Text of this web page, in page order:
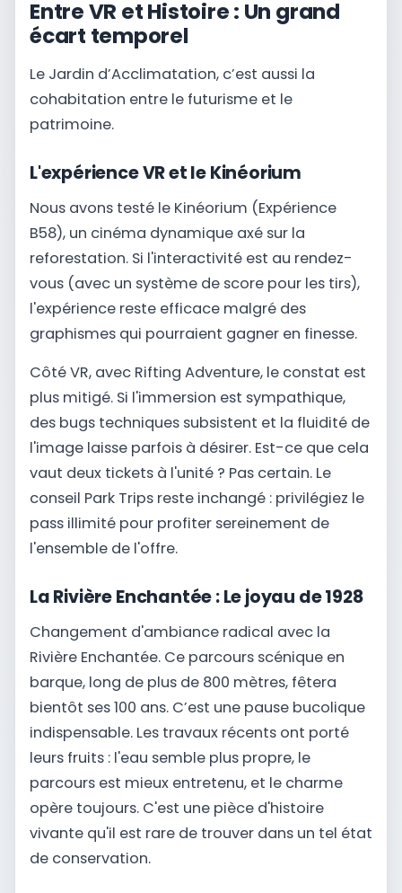
Entre VR et Histoire : Un grand
écart temporel
Le Jardin d’Acclimatation, c’est aussi la
cohabitation entre le futurisme et le
patrimoine.
L'expérience VR et le Kinéorium
Nous avons testé le Kinéorium (Expérience
B58), un cinéma dynamique axé sur la
reforestation. Si l'interactivité est au rendez-
vous (avec un système de score pour les tirs),
l'expérience reste efficace malgré des
graphismes qui pourraient gagner en finesse.
Côté VR, avec Rifting Adventure, le constat est
plus mitigé. Si l'immersion est sympathique,
des bugs techniques subsistent et la fluidité de
l'image laisse parfois à désirer. Est-ce que cela
vaut deux tickets à l'unité ? Pas certain. Le
conseil Park Trips reste inchangé : privilégiez le
pass illimité pour profiter sereinement de
l'ensemble de l'offre.
La Rivière Enchantée : Le joyau de 1928
Changement d'ambiance radical avec la
Rivière Enchantée. Ce parcours scénique en
barque, long de plus de 800 mètres, fêtera
bientôt ses 100 ans. C’est une pause bucolique
indispensable. Les travaux récents ont porté
leurs fruits : l'eau semble plus propre, le
parcours est mieux entretenu, et le charme
opère toujours. C'est une pièce d'histoire
vivante qu'il est rare de trouver dans un tel état
de conservation.